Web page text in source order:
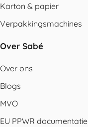
Karton & papier
Verpakkingsmachines
Over Sabé
Over ons
Blogs
MVO
EU PPWR documentatie